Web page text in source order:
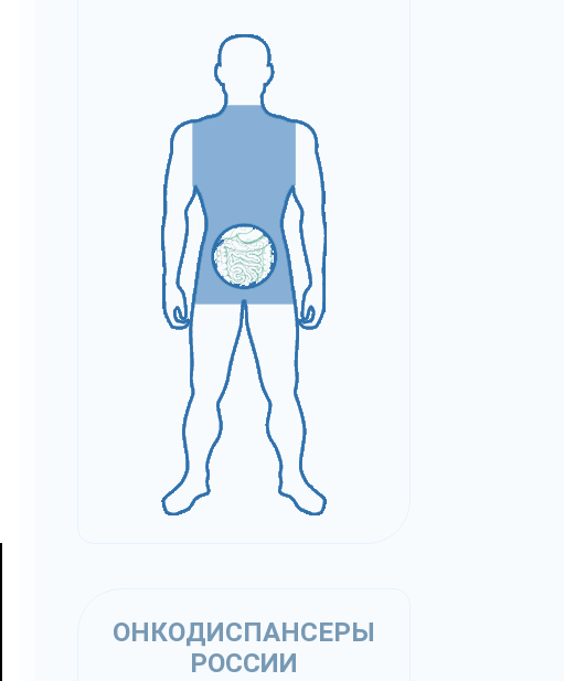
ОНКОДИСПАНСЕРЫ
РОССИИ